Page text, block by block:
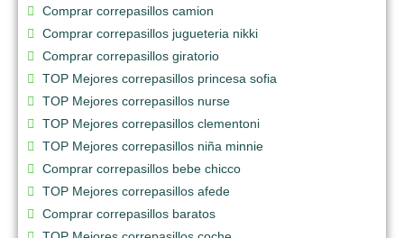
Comprar correpasillos camion
Comprar correpasillos jugueteria nikki
Comprar correpasillos giratorio
TOP Mejores correpasillos princesa sofia
TOP Mejores correpasillos nurse
TOP Mejores correpasillos clementoni
TOP Mejores correpasillos niña minnie
Comprar correpasillos bebe chicco
TOP Mejores correpasillos afede
Comprar correpasillos baratos